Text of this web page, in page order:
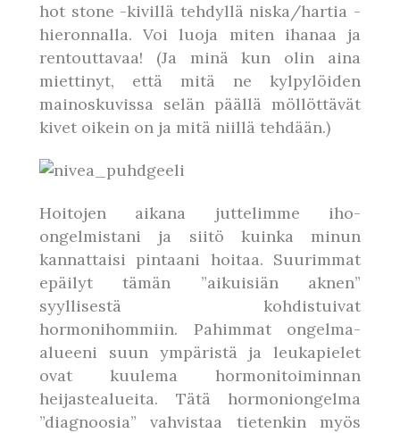
hot stone -kivillä tehdyllä niska/hartia -
hieronnalla. Voi luoja miten ihanaa ja
rentouttavaa! (Ja minä kun olin aina
miettinyt, että mitä ne kylpylöiden
mainoskuvissa selän päällä möllöttävät
kivet oikein on ja mitä niillä tehdään.)
Hoitojen aikana juttelimme iho-
ongelmistani ja siitö kuinka minun
kannattaisi pintaani hoitaa. Suurimmat
epäilyt tämän ”aikuisiän aknen”
syyllisestä kohdistuivat
hormonihommiin. Pahimmat ongelma-
alueeni suun ympäristä ja leukapielet
ovat kuulema hormonitoiminnan
heijastealueita. Tätä hormoniongelma
”diagnoosia” vahvistaa tietenkin myös